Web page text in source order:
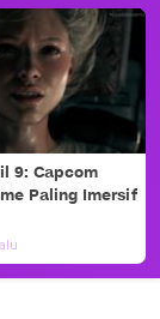
9: Capcom
Paling Imersif